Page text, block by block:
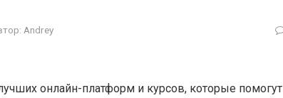
Andrey
онлайн-платформ и курсов, которые помогут